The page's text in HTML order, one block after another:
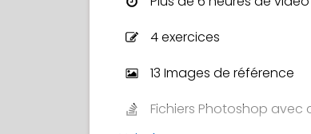
4 exercices
13 Images de référence
Fichiers Photoshop avec